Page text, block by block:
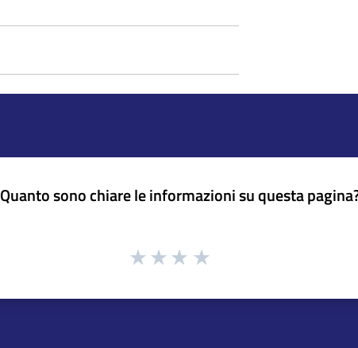
Quanto sono chiare le informazioni su questa